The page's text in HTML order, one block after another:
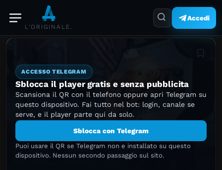
L'ORIGINALE.
Accedi
ACCESSO TELEGRAM
Sblocca il player gratis e senza pubblicita
Scansiona il QR con il telefono oppure apri Telegram su
questo dispositivo. Fai tutto nel bot: login, canale se
serve, e il player parte qui da solo.
Sblocca con Telegram
Puoi usare il QR se Telegram non e installato su questo
dispositivo. Nessun secondo passaggio sul sito.